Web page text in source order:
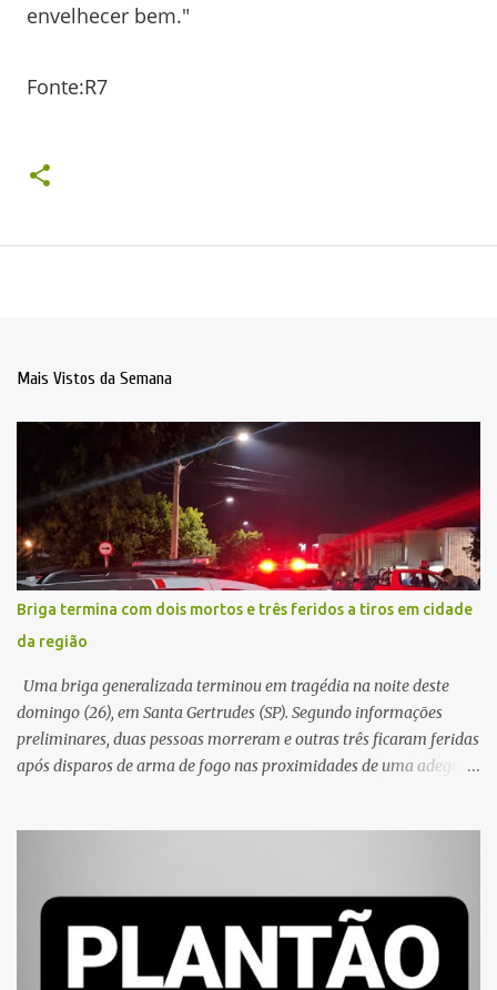
envelhecer bem."
Fonte:R7
Mais Vistos da Semana
Briga termina com dois mortos e três feridos a tiros em cidade
da região
Uma briga generalizada terminou em tragédia na noite deste
domingo (26), em Santa Gertrudes (SP). Segundo informações
preliminares, duas pessoas morreram e outras três ficaram feridas
após disparos de arma de fogo nas proximidades de uma adega. O
diversos disparos. Duas vítimas morreram ainda no local. Outras
três pessoas foram baleadas e socorridas. Até o momento, não
foram divulgadas informações oficiais sobre o estado de saúde dos
feridos. Equipes da Polícia Militar de Santa Gertrudes atenderam a